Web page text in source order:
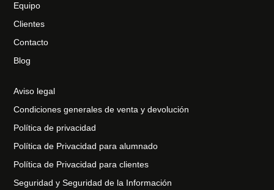
Equipo
Clientes
Contacto
Blog
Aviso legal
Condiciones generales de venta y devolución
Política de privacidad
Política de Privacidad para alumnado
Política de Privacidad para clientes
Seguridad y Seguridad de la Información